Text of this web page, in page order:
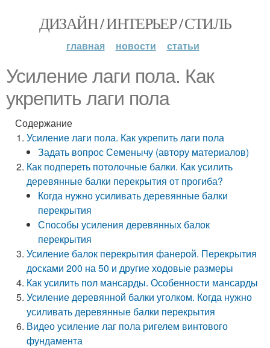
ДИЗАЙН / ИНТЕРЬЕР / СТИЛЬ
главная новости статьи
Усиление лаги пола. Как
укрепить лаги пола
Содержание
Усиление лаги пола. Как укрепить лаги пола
Задать вопрос Семенычу (автору материалов)
Как подпереть потолочные балки. Как усилить
деревянные балки перекрытия от прогиба?
Когда нужно усиливать деревянные балки
перекрытия
Способы усиления деревянных балок
перекрытия
Усиление балок перекрытия фанерой. Перекрытия
досками 200 на 50 и другие ходовые размеры
Как усилить пол мансарды. Особенности мансарды
Усиление деревянной балки уголком. Когда нужно
усиливать деревянные балки перекрытия
Видео усиление лаг пола ригелем винтового
фундамента